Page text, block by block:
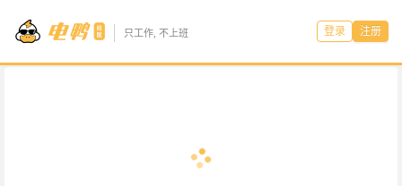
只工作, 不上班 登录 注册